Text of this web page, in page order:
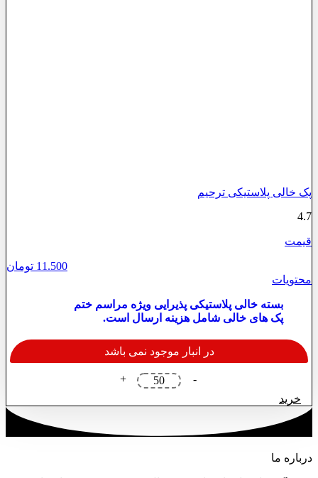
پک خالی پلاستیکی ترحیم
4.7
قیمت
11.500 تومان
محتویات
بسته خالی پلاستیکی پذیرایی ویژه مراسم ختم
پک های خالی شامل هزینه ارسال است.
در انبار موجود نمی باشد
-
پک
خالی
+
خرید
درباره ما